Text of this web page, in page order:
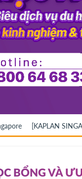
[KAPLAN
BỔNG VÀ